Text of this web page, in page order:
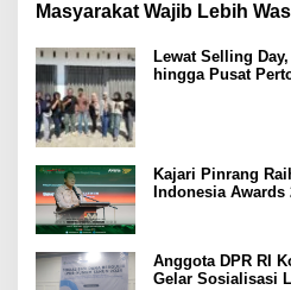
Masyarakat Wajib Lebih
Lewat Selling
hingga Pusat
Kajari Pinrang
Indonesia Awards
Anggota DPR RI
Gelar Sosialisasi